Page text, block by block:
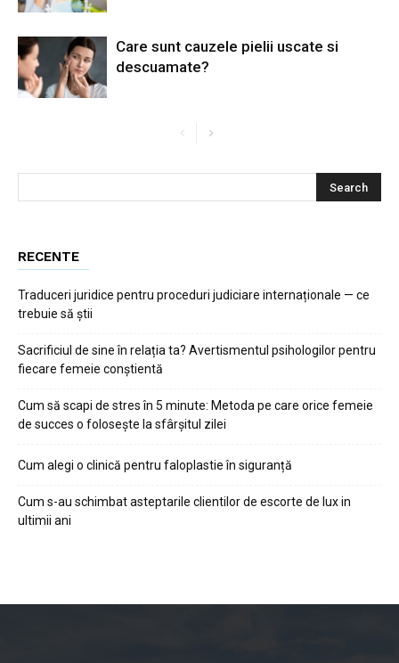
Care sunt cauzele pielii uscate si
descuamate?
RECENTE
Traduceri juridice pentru proceduri judiciare internaționale — ce
trebuie să știi
Sacrificiul de sine în relația ta? Avertismentul psihologilor pentru
fiecare femeie conștientă
Cum să scapi de stres în 5 minute: Metoda pe care orice femeie
de succes o folosește la sfârșitul zilei
Cum alegi o clinică pentru faloplastie în siguranță
Cum s-au schimbat asteptarile clientilor de escorte de lux in
ultimii ani